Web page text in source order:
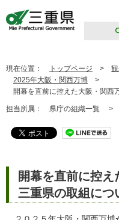
現在位置： トップページ >
2025年大阪・関西万博 >
開幕を直前に控えた大阪・関西
担当所属： 県庁の組織一覧 >
開幕を直前に控
三重県の取組につ